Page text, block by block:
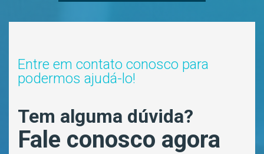
Entre em contato conosco para
podermos ajudá-lo!
Tem alguma dúvida?
Fale conosco agora